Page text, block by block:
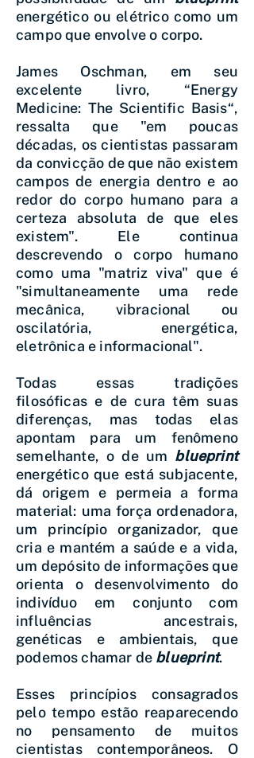
energético ou elétrico como um
campo que envolve o corpo.
James Oschman, em seu
excelente livro, “Energy
Medicine: The Scientific Basis“,
ressalta que "em poucas
décadas, os cientistas passaram
da convicção de que não existem
campos de energia dentro e ao
redor do corpo humano para a
certeza absoluta de que eles
existem". Ele continua
descrevendo o corpo humano
como uma "matriz viva" que é
"simultaneamente uma rede
mecânica, vibracional ou
oscilatória, energética,
eletrônica e informacional".
Todas essas tradições
filosóficas e de cura têm suas
diferenças, mas todas elas
apontam para um fenômeno
semelhante, o de um blueprint
energético que está subjacente,
dá origem e permeia a forma
material: uma força ordenadora,
um princípio organizador, que
cria e mantém a saúde e a vida,
um depósito de informações que
orienta o desenvolvimento do
indivíduo em conjunto com
influências ancestrais,
genéticas e ambientais, que
podemos chamar de blueprint.
Esses princípios consagrados
pelo tempo estão reaparecendo
no pensamento de muitos
cientistas contemporâneos. O